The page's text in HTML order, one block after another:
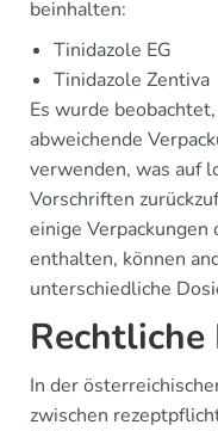
beinhalten:
Tinidazole EG
Tinidazole Zentiva
Es wurde
abweichende
verwenden, was auf
Vorschriften
einige
enthalten, können
unterschiedliche
In der
zwischen